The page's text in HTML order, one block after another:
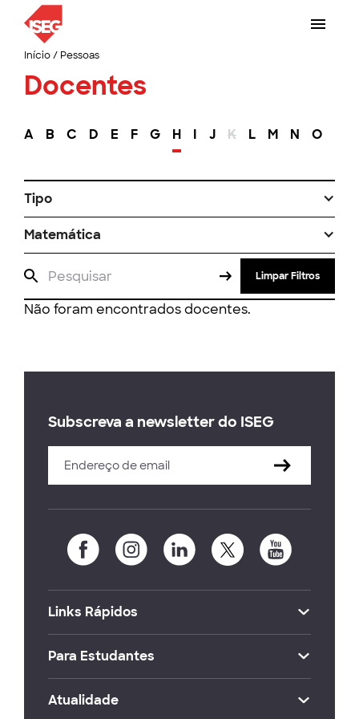
Início/ Pessoas
Docentes
A B C D E F G H I J K L M N O
Tipo
Matemática
Limpar Filtros
Não foram encontrados docentes.
Subscreva a newsletter do ISEG
Links Rápidos
Para Estudantes
Atualidade